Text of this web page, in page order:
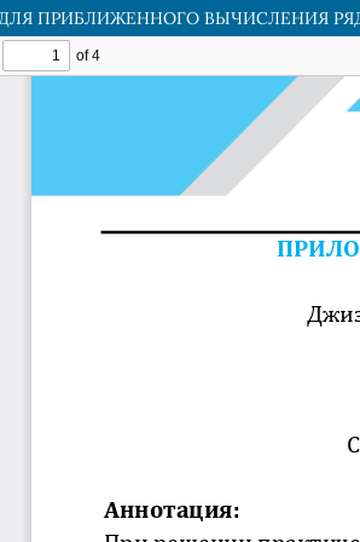
ПРИБЛИЖЕННОГО ВЫЧИСЛЕНИЯ